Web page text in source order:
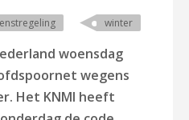
winter
woensdag
wegens
Het KNMI heeft